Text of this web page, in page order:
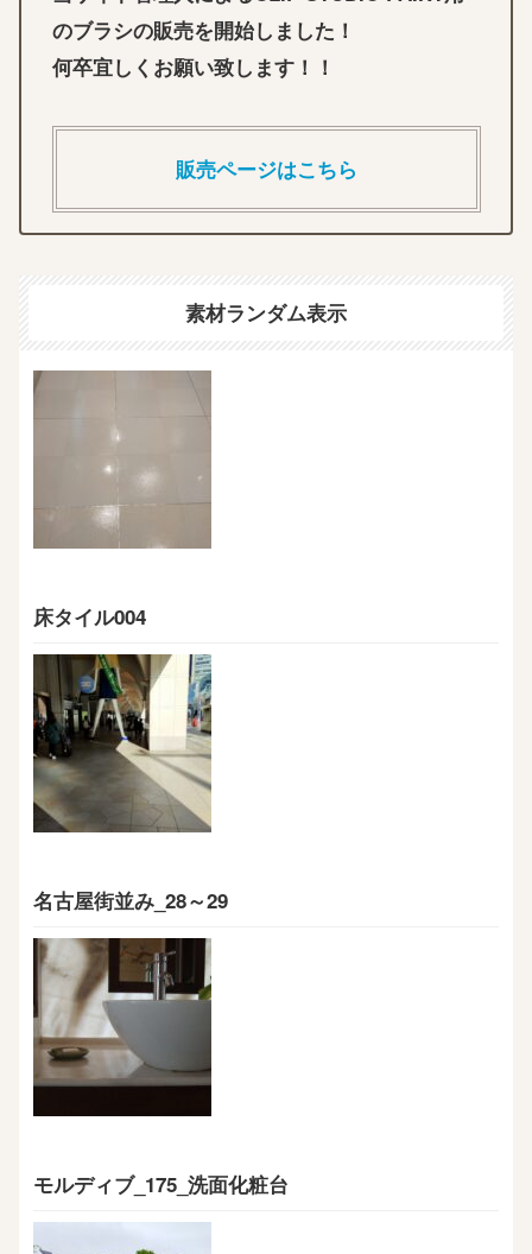
のブラシの販売を開始しました！
何卒宜しくお願い致します！！
販売ページはこちら
素材ランダム表示
床タイル004
名古屋街並み_28～29
モルディブ_175_洗面化粧台